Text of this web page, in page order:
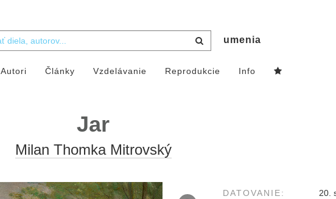
umenia
Autori Články Vzdelávanie Reprodukcie Info
Jar
Milan Thomka Mitrovský
DATOVANIE:
20.